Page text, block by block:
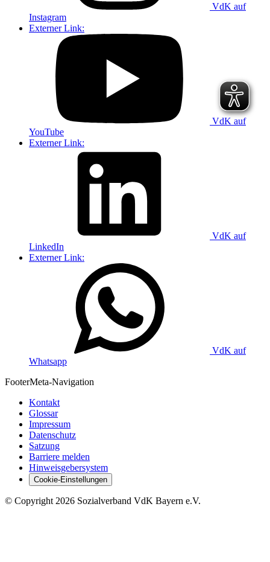
VdK auf
Instagram
Externer Link:
VdK auf
YouTube
Externer Link:
VdK auf
LinkedIn
Externer Link:
VdK auf
Whatsapp
FooterMeta-Navigation
Kontakt
Glossar
Impressum
Datenschutz
Satzung
Barriere melden
Hinweisgebersystem
Cookie-Einstellungen
© Copyright 2026 Sozialverband VdK Bayern e.V.